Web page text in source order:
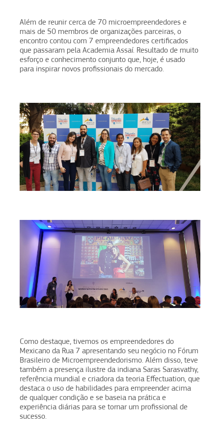
Além de reunir cerca de 70 microempreendedores e
mais de 50 membros de organizações parceiras, o
encontro contou com 7 empreendedores certificados
que passaram pela Academia Assaí. Resultado de muito
esforço e conhecimento conjunto que, hoje, é usado
para inspirar novos profissionais do mercado.
Como destaque, tivemos os empreendedores do
Mexicano da Rua 7 apresentando seu negócio no Fórum
Brasileiro de Microempreendedorismo. Além disso, teve
também a presença ilustre da indiana Saras Sarasvathy,
referência mundial e criadora da teoria Effectuation, que
destaca o uso de habilidades para empreender acima
de qualquer condição e se baseia na prática e
experiência diárias para se tornar um profissional de
sucesso.